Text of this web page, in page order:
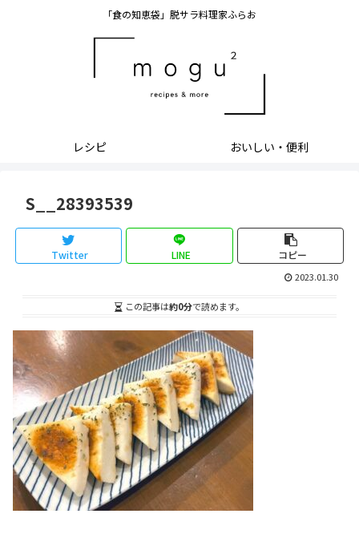
「食の知恵袋」脱サラ料理家ふらお
レシピ おいしい・便利
S__28393539
Twitter LINE コピー
2023.01.30
この記事は約0分で読めます。